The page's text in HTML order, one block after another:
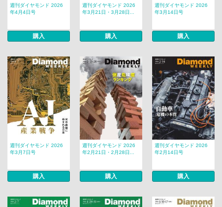
週刊ダイヤモンド 2026
年4月4日号
購入
週刊ダイヤモンド 2026
年3月21日・3月28日...
購入
週刊ダイヤモンド 2026
年3月14日号
購入
週刊ダイヤモンド 2026
年3月7日号
購入
週刊ダイヤモンド 2026
年2月21日・2月28日...
購入
週刊ダイヤモンド 2026
年2月14日号
購入